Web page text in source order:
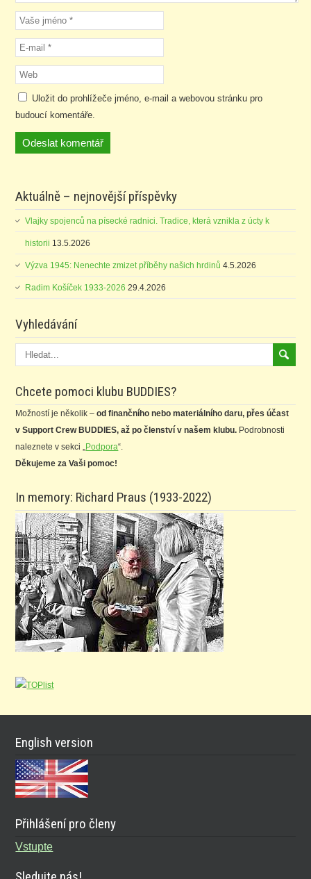
Uložit do prohlížeče jméno, e-mail a webovou stránku pro
budoucí komentáře.
Aktuálně – nejnovější příspěvky
Vlajky spojenců na písecké radnici. Tradice, která vznikla z úcty k
historii 13.5.2026
Výzva 1945: Nenechte zmizet příběhy našich hrdinů 4.5.2026
Radim Košíček 1933-2026 29.4.2026
Vyhledávání
Chcete pomoci klubu BUDDIES?
Možností je několik –od finančního nebo materiálního daru, přes účast
v Support Crew BUDDIES, až po členství v našem klubu. Podrobnosti
naleznete v sekci „ Podpora“.
Děkujeme za Vaši pomoc!
In memory: Richard Praus (1933-2022)
English version
Přihlášení pro členy
Vstupte